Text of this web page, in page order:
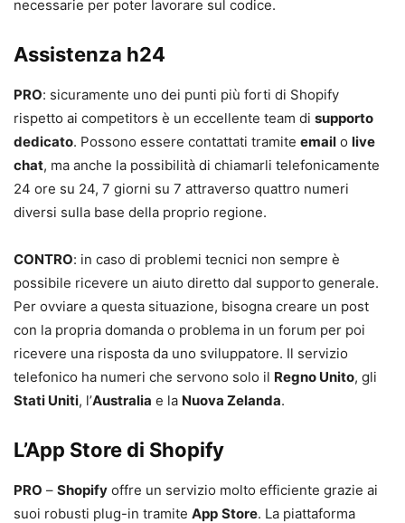
necessarie per poter lavorare sul codice.
Assistenza h24
PRO: sicuramente uno dei punti più forti di Shopify
rispetto ai competitors è un eccellente team di supporto
dedicato. Possono essere contattati tramite email o live
chat, ma anche la possibilità di chiamarli telefonicamente
24 ore su 24, 7 giorni su 7 attraverso quattro numeri
diversi sulla base della proprio regione.
CONTRO: in caso di problemi tecnici non sempre è
possibile ricevere un aiuto diretto dal supporto generale.
Per ovviare a questa situazione, bisogna creare un post
con la propria domanda o problema in un forum per poi
ricevere una risposta da uno sviluppatore. Il servizio
telefonico ha numeri che servono solo il Regno Unito, gli
Stati Uniti, l’Australia e la Nuova Zelanda.
L’App Store di Shopify
PRO – Shopify offre un servizio molto efficiente grazie ai
suoi robusti plug-in tramite App Store. La piattaforma